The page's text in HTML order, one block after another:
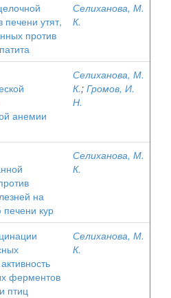
утят,
против
Селиханова, М.
К.
анемии
Селиханова, М.
К.; Громов, И.
Н.
на
кур
Селиханова, М.
К.
ферментов
птиц
Селиханова, М.
К.